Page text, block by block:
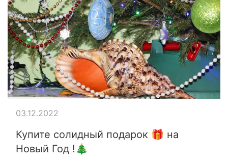
Купите солидный подарок 🎁 на
Новый Год !🎄
03.12.2022